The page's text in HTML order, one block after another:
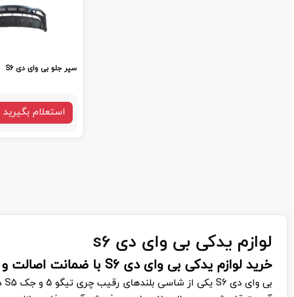
سپر جلو بی وای دی S6
استعلام بگیرید
لوازم یدکی بی وای دی s6
خرید لوازم یدکی بی وای دی S6 با ضمانت اصالت
بی وای دیS6 یکی از شاسی بلندهای رقیب چری تیگو 5 و جک S5